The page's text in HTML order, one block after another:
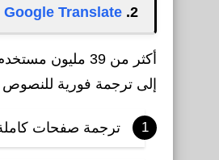
2.
Google Translate
أكثر من 39
إلى ترجمة فورية للنصوص
ترجمة صفحات